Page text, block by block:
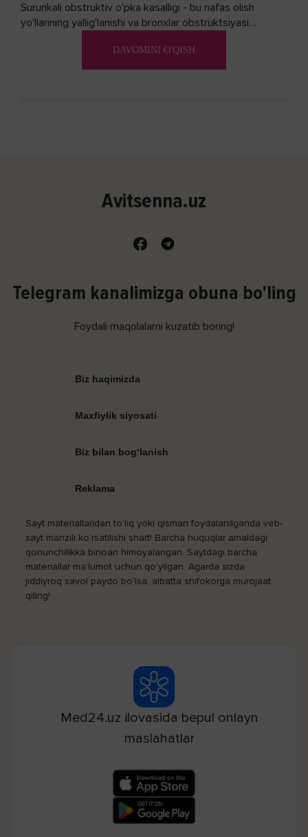
Surunkali obstruktiv o'pka kasalligi - bu nafas olish
yo'llarining yallig'lanishi va bronxlar obstruktsiyasi
DAVOMINI O'QISH
Avitsenna.uz
Telegram kanalimizga obuna bo'ling
Foydali maqolalarni kuzatib boring!
Biz haqimizda
Maxfiylik siyosati
Biz bilan bog‘lanish
Reklama
Sayt materiallaridan to‘liq yoki qisman foydalanilganda veb-
sayt manzili ko‘rsatilishi shart! Barcha huquqlar amaldagi
qonunchilikka binoan himoyalangan. Saytdagi barcha
materiallar ma’lumot uchun qo‘yilgan. Agarda sizda
jiddiyroq savol paydo bo‘lsa, albatta shifokorga murojaat
qiling!
Med24.uz ilovasida bepul onlayn
maslahatlar